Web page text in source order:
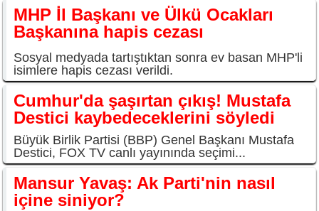
MHP İl Başkanı ve Ülkü Ocakları
Başkanına hapis cezası
Sosyal medyada tartıştıktan sonra ev basan MHP'li
isimlere hapis cezası verildi.
Cumhur'da şaşırtan çıkış! Mustafa
Destici kaybedeceklerini söyledi
Büyük Birlik Partisi (BBP) Genel Başkanı Mustafa
Destici, FOX TV canlı yayınında seçimi...
Mansur Yavaş: Ak Parti'nin nasıl
içine siniyor?